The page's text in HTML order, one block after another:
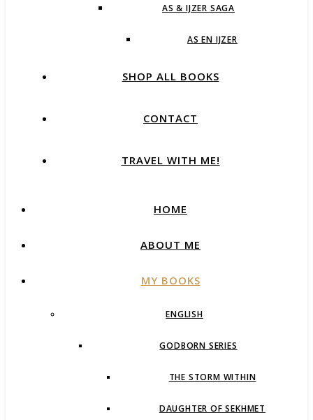
AS & IJZER SAGA
AS EN IJZER
SHOP ALL BOOKS
CONTACT
TRAVEL WITH ME!
HOME
ABOUT ME
MY BOOKS
ENGLISH
GODBORN SERIES
THE STORM WITHIN
DAUGHTER OF SEKHMET